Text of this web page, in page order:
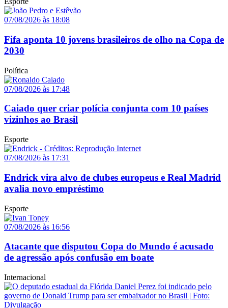
07/08/2026 às 18:08
Fifa aponta 10 jovens brasileiros de olho na Copa de
2030
Política
07/08/2026 às 17:48
Caiado quer criar polícia conjunta com 10 países
vizinhos ao Brasil
Esporte
07/08/2026 às 17:31
Endrick vira alvo de clubes europeus e Real Madrid
avalia novo empréstimo
Esporte
07/08/2026 às 16:56
Atacante que disputou Copa do Mundo é acusado
de agressão após confusão em boate
Internacional